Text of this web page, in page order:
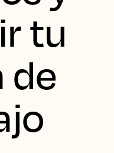
tu
de